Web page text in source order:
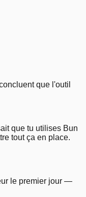
que l'outil
que tu utilises Bun
tout ça en place.
le premier jour —